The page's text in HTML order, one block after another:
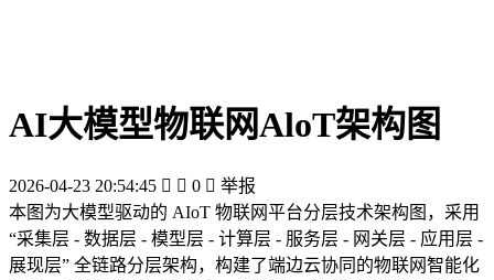
AI大模型物联网AloT架构图
2026-04-23 20:54:45   0  举报
本图为大模型驱动的 AIoT 物联网平台分层技术架构图，采用
“采集层 - 数据层 - 模型层 - 计算层 - 服务层 - 网关层 - 应用层 -
展现层” 全链路分层架构，构建了端边云协同的物联网智能化